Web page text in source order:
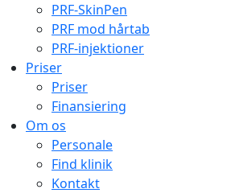
PRF-SkinPen
PRF mod hårtab
PRF-injektioner
Priser
Priser
Finansiering
Om os
Personale
Find klinik
Kontakt